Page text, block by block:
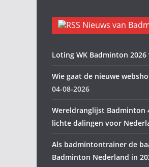
Nieuws van
Loting WK Badminton
Wie gaat de nieuwe
04-08-2026
Wereldranglijst Badminton
lichte dalingen voor
Als badmintontrainer de
Badminton Nederland in